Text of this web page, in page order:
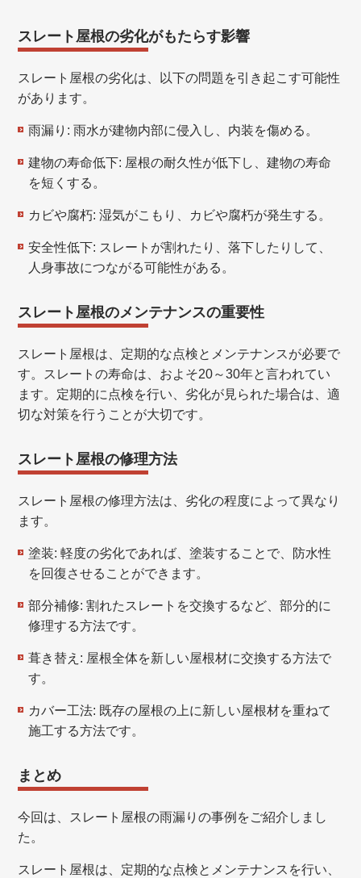
スレート屋根の劣化がもたらす影響
スレート屋根の劣化は、以下の問題を引き起こす可能性
があります。
雨漏り: 雨水が建物内部に侵入し、内装を傷める。
建物の寿命低下: 屋根の耐久性が低下し、建物の寿命
を短くする。
カビや腐朽: 湿気がこもり、カビや腐朽が発生する。
安全性低下: スレートが割れたり、落下したりして、
人身事故につながる可能性がある。
スレート屋根のメンテナンスの重要性
スレート屋根は、定期的な点検とメンテナンスが必要で
す。スレートの寿命は、およそ20～30年と言われてい
ます。定期的に点検を行い、劣化が見られた場合は、適
切な対策を行うことが大切です。
スレート屋根の修理方法
スレート屋根の修理方法は、劣化の程度によって異なり
ます。
塗装: 軽度の劣化であれば、塗装することで、防水性
を回復させることができます。
部分補修: 割れたスレートを交換するなど、部分的に
修理する方法です。
葺き替え: 屋根全体を新しい屋根材に交換する方法で
す。
カバー工法: 既存の屋根の上に新しい屋根材を重ねて
施工する方法です。
まとめ
今回は、スレート屋根の雨漏りの事例をご紹介しまし
た。
スレート屋根は、定期的な点検とメンテナンスを行い、